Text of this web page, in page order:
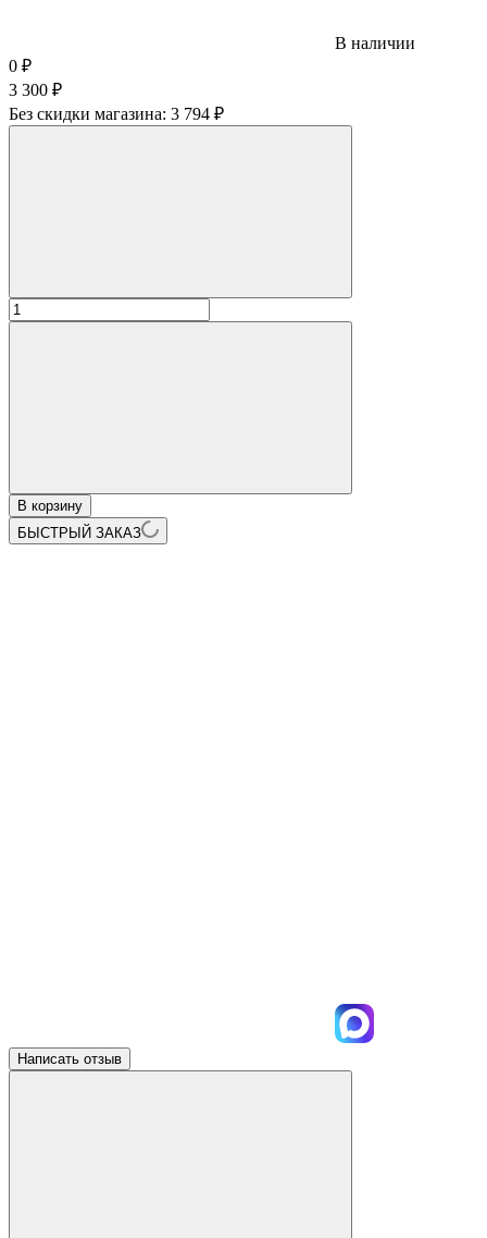
В наличии
0 ₽
3 300 ₽
Без скидки магазина: 3 794 ₽
В корзину
БЫСТРЫЙ ЗАКАЗ
Написать отзыв